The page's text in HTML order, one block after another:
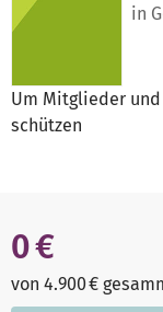
in
Um Mitglieder
schützen
0 €
von 4.900 €